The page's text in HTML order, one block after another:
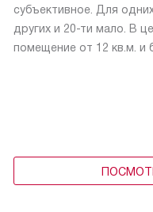
субъективное. Для
других и 20-ти мало. В
помещение от 12 кв.м. и